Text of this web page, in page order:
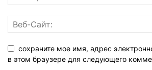
сохраните мое имя, адрес
в этом браузере для следующего